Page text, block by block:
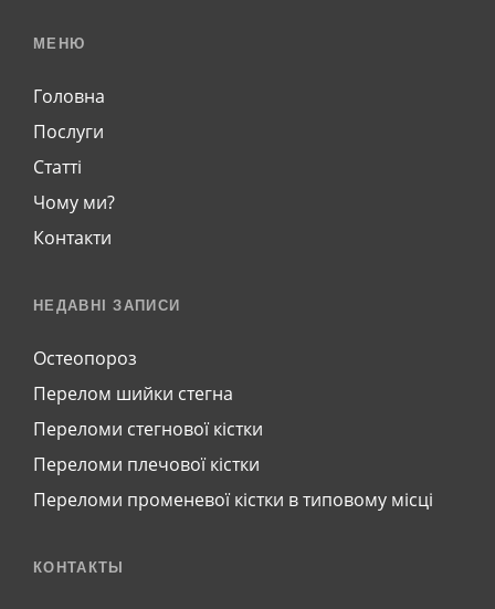
МЕНЮ
Головна
Послуги
Статті
Чому ми?
Контакти
НЕДАВНІ ЗАПИСИ
Остеопороз
Перелом шийки стегна
Переломи стегнової кістки
Переломи плечової кістки
Переломи променевої кістки в типовому місці
КОНТАКТЫ